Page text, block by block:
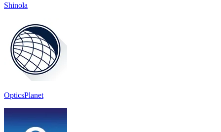
Shinola
OpticsPlanet